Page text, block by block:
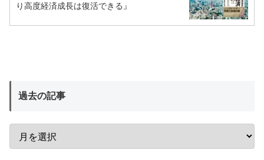
り高度経済成長は復活できる』
過去の記事